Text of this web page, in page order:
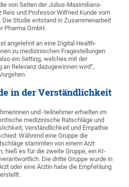
von Seiten der Julius-Maximilians-
Reis und Professor Wilfried Kunde vom
Studie entstand in Zusammenarbeit
Pharma GmbH.
angelehnt an eine Digital Health-
zu medizinischen Fragestellungen
ein Setting, welches mit der
Relevanz dazugewinnen wird“,
in der Verständlichkeit
und -teilnehmer erhielten im
medizinische Ratschläge und
Verständlichkeit und Empathie
Während eine Gruppe die
stammten von einem Arzt
hieß es für die zweite Gruppe, ein KI-
Die dritte Gruppe wurde in
oder eine Ärztin habe die Empfehlung